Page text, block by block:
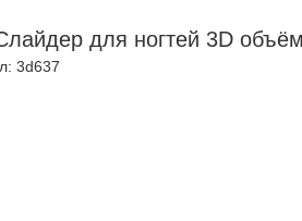
для ногтей 3D
3d637